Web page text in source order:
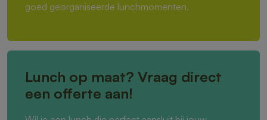
goed georganiseerde lunchmomenten.
Lunch op maat? Vraag direct
een offerte aan!